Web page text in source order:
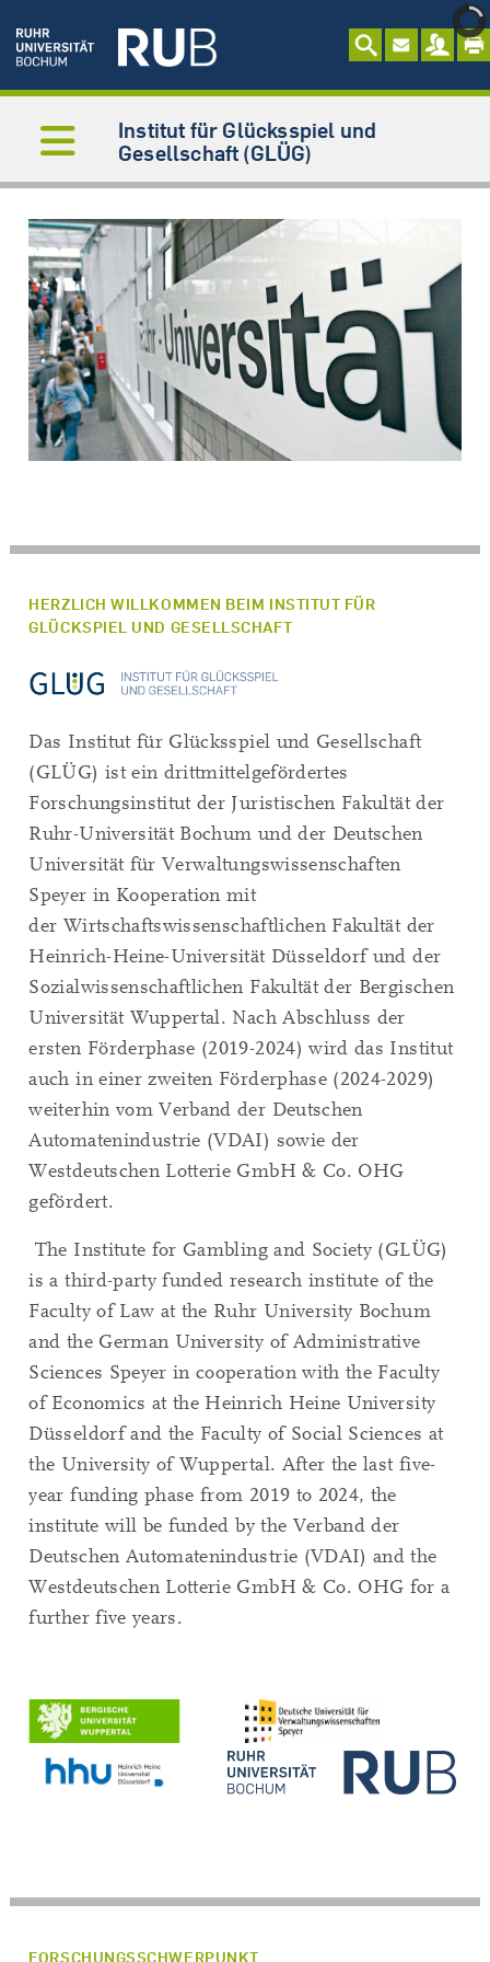
Institut für Glücksspiel und
Gesellschaft (GLÜG)
0
1
2
3
HERZLICH WILLKOMMEN BEIM INSTITUT FÜR
GLÜCKSPIEL UND GESELLSCHAFT
Das Institut für Glücksspiel und Gesellschaft
(GLÜG) ist ein drittmittelgefördertes
Forschungsinstitut der Juristischen Fakultät der
Ruhr-Universität Bochum und der Deutschen
Universität für Verwaltungswissenschaften
Speyer in Kooperation mit
der Wirtschaftswissenschaftlichen Fakultät der
Heinrich-Heine-Universität Düsseldorf und der
Sozialwissenschaftlichen Fakultät der Bergischen
Universität Wuppertal. Nach Abschluss der
ersten Förderphase (2019-2024) wird das Institut
auch in einer zweiten Förderphase (2024-2029)
weiterhin vom Verband der Deutschen
Automatenindustrie (VDAI) sowie der
Westdeutschen Lotterie GmbH & Co. OHG
gefördert.
The Institute for Gambling and Society (GLÜG)
is a third-party funded research institute of the
Faculty of Law at the Ruhr University Bochum
and the German University of Administrative
Sciences Speyerin cooperation with the Faculty
of Economics at the Heinrich Heine University
Düsseldorf and the Faculty of Social Sciences at
the University of Wuppertal. After the last five-
year funding phase from 2019 to 2024, the
institute will be funded by the Verband der
Deutschen Automatenindustrie (VDAI) and the
Westdeutschen Lotterie GmbH & Co. OHG for a
further five years.
FORSCHUNGSSCHWERPUNKT